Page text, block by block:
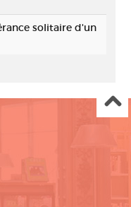
solitaire d'un